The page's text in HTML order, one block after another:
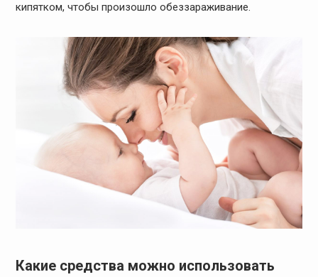
кипятком, чтобы произошло обеззараживание.
Какие средства можно использовать